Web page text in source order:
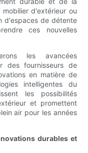
d'extérieur ou
d'espaces de détente
ces nouvelles
les avancées
des fournisseurs de
en matière de
intelligentes du
les possibilités
et promettent
air pour les années
durables et